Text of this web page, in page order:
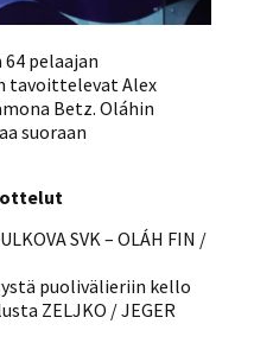
pelaajan
tavoittelevat Alex
Betz. Oláhin
suoraan
SVK – OLÁH FIN /
puolivälieriin kello
ZELJKO / JEGER